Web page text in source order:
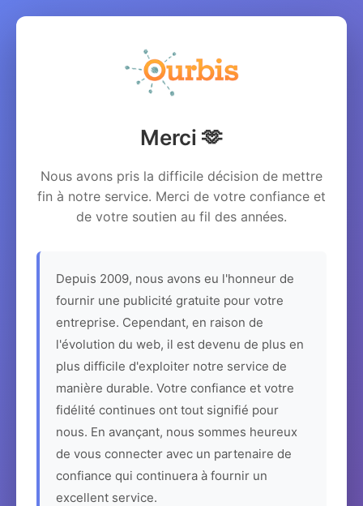
Merci 🫶
Nous avons pris la difficile décision de mettre
fin à notre service. Merci de votre confiance et
de votre soutien au fil des années.
Depuis 2009, nous avons eu l'honneur de
fournir une publicité gratuite pour votre
entreprise. Cependant, en raison de
l'évolution du web, il est devenu de plus en
plus difficile d'exploiter notre service de
manière durable. Votre confiance et votre
fidélité continues ont tout signifié pour
nous. En avançant, nous sommes heureux
de vous connecter avec un partenaire de
confiance qui continuera à fournir un
excellent service.